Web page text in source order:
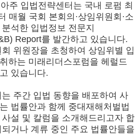
주 입법전략센터는 국내 로펌 최
매월 국회 본회의·상임위원회·소
석한 입법정보 전문지
Report를 발간하고 있습니다.
위원장을 초청하여 상임위별 입
하는 미래리더스포럼을 헤럴드
있습니다.
주간 입법 동향을 배포하여 사
법률안과 함께 중대재해처벌법
설 및 칼럼을 소개해드리고자 합
거나 계류 중인 주요 법률안들을